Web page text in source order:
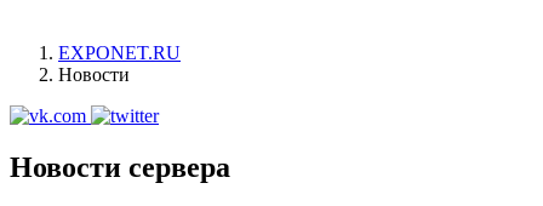
EXPONET.RU
Новости
Новости сервера